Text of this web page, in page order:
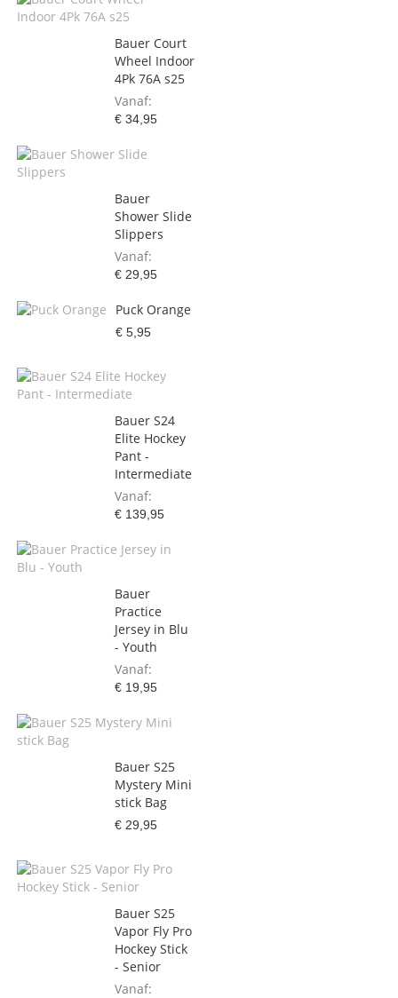
Bauer Court
Wheel Indoor
4Pk 76A s25
Vanaf
€ 34,95
Bauer
Shower Slide
Slippers
Vanaf
€ 29,95
Puck Orange
€ 5,95
Bauer S24
Elite Hockey
Pant -
Intermediate
Vanaf
€ 139,95
Bauer
Practice
Jersey in Blu
- Youth
Vanaf
€ 19,95
Bauer S25
Mystery Mini
stick Bag
€ 29,95
Bauer S25
Vapor Fly Pro
Hockey Stick
- Senior
Vanaf